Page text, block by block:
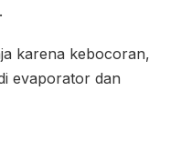
karena kebocoran,
evaporator dan